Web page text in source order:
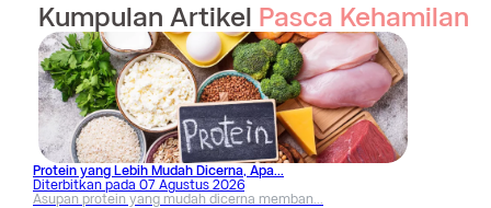
Kumpulan Artikel Pasca Kehamilan
Protein yang Lebih Mudah Dicerna, Apa...
Diterbitkan pada 07 Agustus 2026
Asupan protein yang mudah dicerna memban...